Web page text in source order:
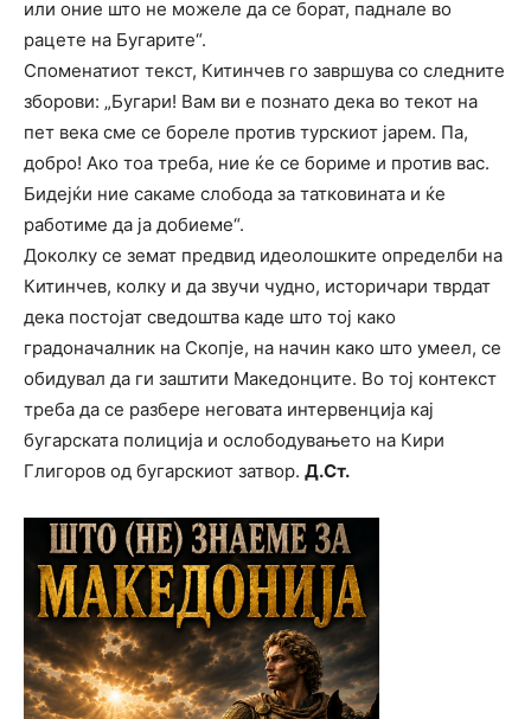
или оние што не можеле да се борат, паднале во
рацете на Бугарите“.
Споменатиот текст, Китинчев го завршува со следните
зборови: „Бугари! Вам ви е познато дека во текот на
пет века сме се бореле против турскиот јарем. Па,
добро! Ако тоа треба, ние ќе се бориме и против вас.
Бидејќи ние сакаме слобода за татковината и ќе
работиме да ја добиеме“.
Доколку се земат предвид идеолошките определби на
Китинчев, колку и да звучи чудно, историчари тврдат
дека постојат сведоштва каде што тој како
градоначалник на Скопје, на начин како што умеел, се
обидувал да ги заштити Македонците. Во тој контекст
треба да се разбере неговата интервенција кај
бугарската полиција и ослободувањето на Кири
Глигоров од бугарскиот затвор. Д.Ст.